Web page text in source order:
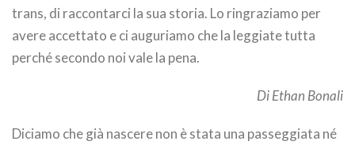
trans, di raccontarci la sua storia. Lo ringraziamo per
avere accettato e ci auguriamo che la leggiate tutta
perché secondo noi vale la pena.
Di Ethan Bonali
Diciamo che già nascere non è stata una passeggiata né